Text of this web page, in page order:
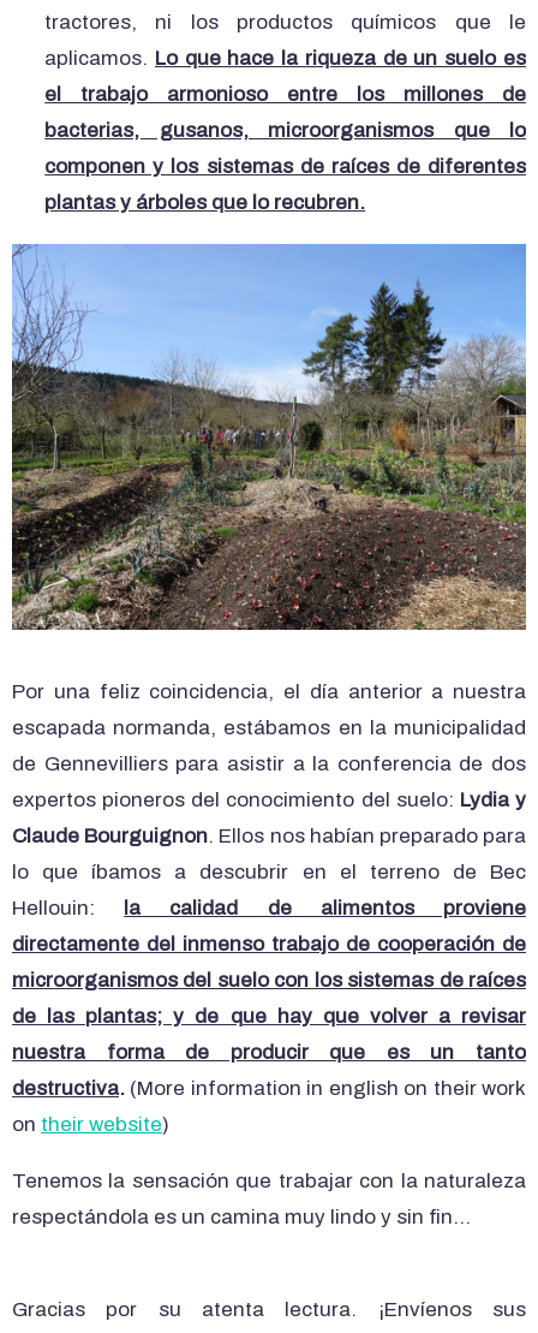
tractores, ni los productos químicos que le
aplicamos. Lo que hace la riqueza de un suelo es
el trabajo armonioso entre los millones de
bacterias, gusanos, microorganismos que lo
componen y los sistemas de raíces de diferentes
plantas y árboles que lo recubren.
Por una feliz coincidencia, el día anterior a nuestra
escapada normanda, estábamos en la municipalidad
de Gennevilliers para asistir a la conferencia de dos
expertos pioneros del conocimiento del suelo: Lydia y
Claude Bourguignon. Ellos nos habían preparado para
lo que íbamos a descubrir en el terreno de Bec
Hellouin:
la calidad de alimentos proviene
directamente del inmenso trabajo de cooperación de
microorganismos del suelo con los sistemas de raíces
de las plantas; y de que hay que volver a revisar
nuestra forma de producir que es un tanto
destructiva. (More information in english on their work
on their website)
Tenemos la sensación que trabajar con la naturaleza
respectándola es un camina muy lindo y sin fin…
Gracias por su atenta lectura. ¡Envíenos sus